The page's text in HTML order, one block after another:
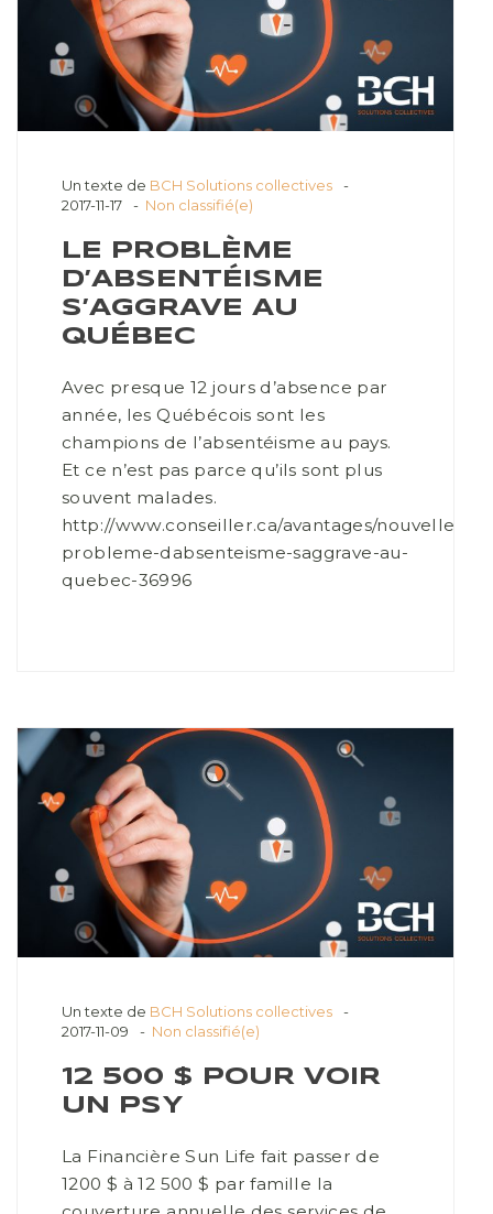
Un texte de BCH Solutions collectives
2017-11-17
Non classifié(e)
LE PROBLÈME
D’ABSENTÉISME
S’AGGRAVE AU
QUÉBEC
Avec presque 12 jours d’absence par
année, les Québécois sont les
champions de l’absentéisme au pays.
Et ce n’est pas parce qu’ils sont plus
souvent malades.
http://www.conseiller.ca/avantages/nouvelles/le-
probleme-dabsenteisme-saggrave-au-
quebec-36996
Un texte de BCH Solutions collectives
2017-11-09
Non classifié(e)
12 500 $ POUR VOIR
UN PSY
La Financière Sun Life fait passer de
1200 $ à 12 500 $ par famille la